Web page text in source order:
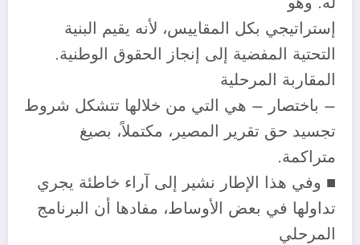
إستراتيجي بكل المقاييس، لأنه يقيم البنية
التحتية المفضية إلى إنجاز الحقوق الوطنية.
المقاربة المرحلية
– باختصار – هي التي من خلالها تتشكل شروط
تجسيد حق تقرير المصير، مكتملاً، بصيغ
متراكمة.
■ وفي هذا الإطار نشير إلى آراء خاطئة يجري
تداولها في بعض الأوساط، مفادها أن البرنامج
المرحلي